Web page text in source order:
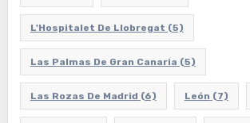
L'Hospitalet De Llobregat (5)
Las Palmas De Gran Canaria (5)
Las Rozas De Madrid (6) León (7)